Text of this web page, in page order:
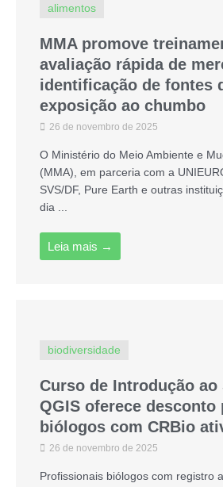
alimentos
MMA promove
avaliação rápida de
identificação de fontes
exposição ao chumbo
26 de novembro de 2025
O Ministério do Meio Ambiente e
(MMA), em parceria com a
SVS/DF, Pure Earth e outras
dia ...
Leia mais →
biodiversidade
Curso de Introdução ao
QGIS oferece desconto
biólogos com CRBio
26 de novembro de 2025
Profissionais biólogos com registro